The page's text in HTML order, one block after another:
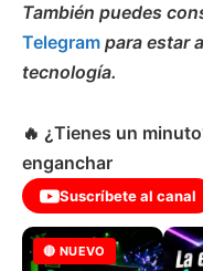
También puedes
Telegram para estar
tecnología.
🔥 ¿Tienes un
enganchar
Suscríbete al canal
🔴 NUEVO